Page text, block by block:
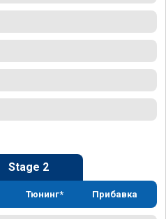
Stage 2
Тюнинг* Прибавка